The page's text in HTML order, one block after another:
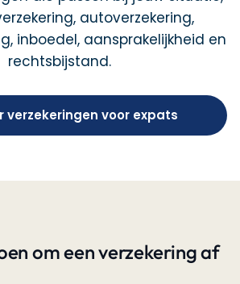
autoverzekering,
inboedel, aansprakelijkheid en
rechtsbijstand.
verzekeringen voor expats
om een verzekering af